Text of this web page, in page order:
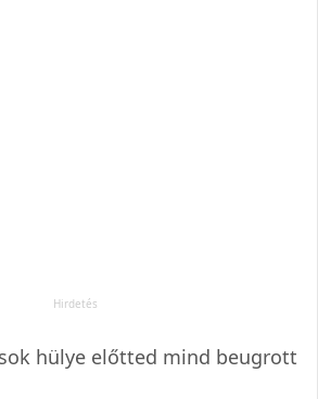
hülye előtted mind beugrott